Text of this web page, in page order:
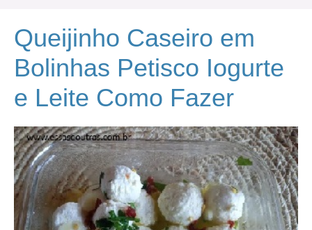
Queijinho Caseiro em
Bolinhas Petisco Iogurte
e Leite Como Fazer